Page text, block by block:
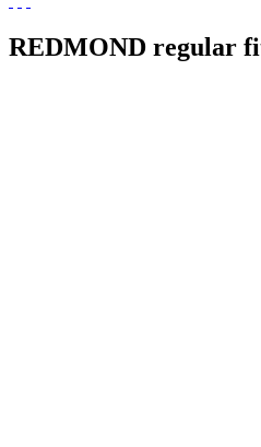
REDMOND regular